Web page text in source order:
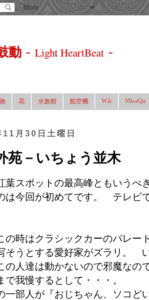
動 - Light HeartBeat -
花 水族館 航空機 Wiz MisaQa
月30日土曜日
苑－いちょう並木
葉スポットの最高峰ともいうべ
は今回が初めてです。 テレビ
の時はクラシックカーのパレー
そうとする愛好家がズラリ。
の人達は動かないので邪魔なの
で我慢するとして・・・。
一部人が『おじちゃん、ソコど